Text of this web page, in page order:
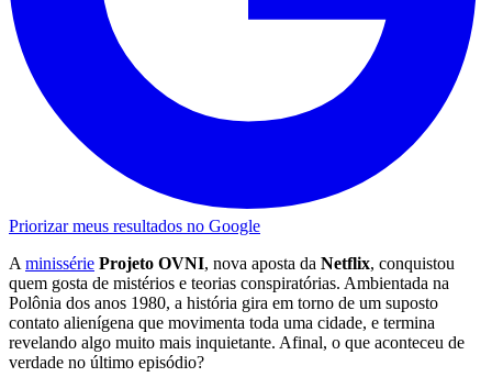
Priorizar meus resultados no Google
A minissérie Projeto OVNI, nova aposta da Netflix, conquistou
quem gosta de mistérios e teorias conspiratórias. Ambientada na
Polônia dos anos 1980, a história gira em torno de um suposto
contato alienígena que movimenta toda uma cidade, e termina
revelando algo muito mais inquietante. Afinal, o que aconteceu de
verdade no último episódio?